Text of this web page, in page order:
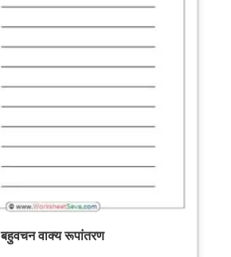
बहुवचन वाक्य रूपांतरण